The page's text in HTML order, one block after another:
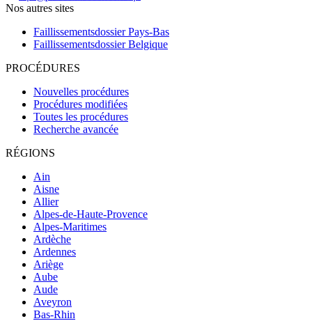
Nos autres sites
Faillissementsdossier Pays-Bas
Faillissementsdossier Belgique
PROCÉDURES
Nouvelles procédures
Procédures modifiées
Toutes les procédures
Recherche avancée
RÉGIONS
Ain
Aisne
Allier
Alpes-de-Haute-Provence
Alpes-Maritimes
Ardèche
Ardennes
Ariège
Aube
Aude
Aveyron
Bas-Rhin